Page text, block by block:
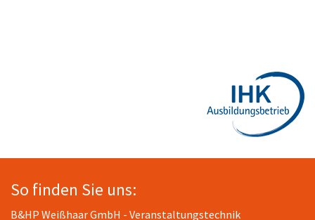
So finden Sie uns:
B&HP Weißhaar GmbH - Veranstaltungstechnik